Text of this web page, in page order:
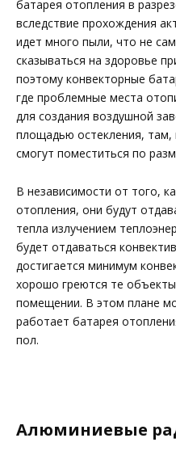
батарея отопления в
вследствие прохождения
идет много пыли, что не
сказываться на здоровье
поэтому конвекторные
где проблемные места
для создания воздушной
площадью остекления,
смогут поместиться по
В независимости от того,
отопления, они будут
тепла излучением
будет отдаваться
достигается минимум
хорошо греются те
помещении. В этом плане
работает батарея
пол.
Алюминиевые